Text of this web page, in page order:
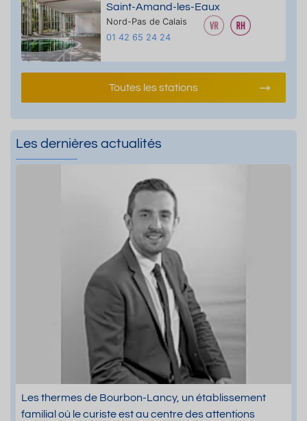
Saint-Amand-les-Eaux
Nord-Pas de Calais
01 42 65 24 24
Toutes les stations
Les dernières actualités
Les thermes de Bourbon-Lancy, un établissement
familial où le curiste est au centre des attentions